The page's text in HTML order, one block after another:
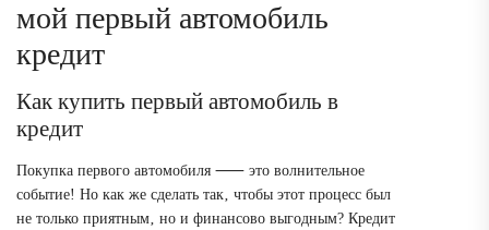
мой первый автомобиль
кредит
Как купить первый автомобиль в
кредит
Покупка первого автомобиля ⸺ это волнительное
событие! Но как же сделать так‚ чтобы этот процесс был
не только приятным‚ но и финансово выгодным? Кредит